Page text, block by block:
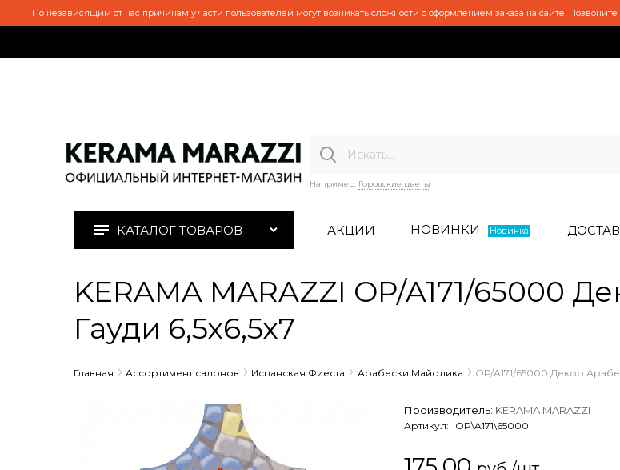
По независящим от нас причинам у части пользователей могут возникать сложности с оформлением заказа на сайте. Позвоните
Например: Городские цветы
КАТАЛОГ ТОВАРОВ АКЦИИ НОВИНКИ Новинка
KERAMA MARAZZI OP/A171/65000
Гауди 6,5х6,5х7
Главная Ассортимент салонов Испанская Фиеста Арабески Майолика OP/A171/65000 Декор
Производитель: KERAMA MARAZZI
Артикул: OP\A171\65000